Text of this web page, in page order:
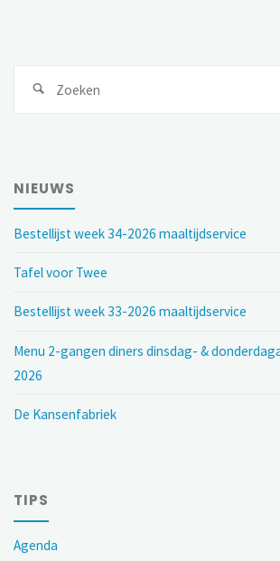
NIEUWS
Bestellijst week 34-2026 maaltijdservice
Tafel voor Twee
Bestellijst week 33-2026 maaltijdservice
Menu 2-gangen diners dinsdag- &
2026
De Kansenfabriek
TIPS
Agenda